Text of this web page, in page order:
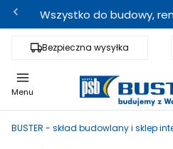
Wszystko do budowy,
Bezpieczna wysyłka
Menu
BUSTER - skład budowlany i sklep